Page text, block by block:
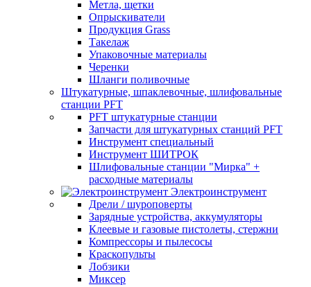
Метла, щетки
Опрыскиватели
Продукция Grass
Такелаж
Упаковочные материалы
Черенки
Шланги поливочные
Штукатурные, шпаклевочные, шлифовальные
станции PFT
PFT штукатурные станции
Запчасти для штукатурных станций PFT
Инструмент специальный
Инструмент ШИТРОК
Шлифовальные станции "Мирка" +
расходные материалы
Электроинструмент
Дрели / шуроповерты
Зарядные устройства, аккумуляторы
Клеевые и газовые пистолеты, стержни
Компрессоры и пылесосы
Краскопульты
Лобзики
Миксер